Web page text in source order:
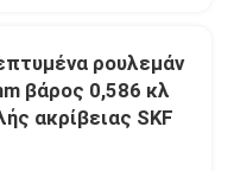
ρουλεμάν
βάρος 0,586 κλ
ακρίβειας SKF